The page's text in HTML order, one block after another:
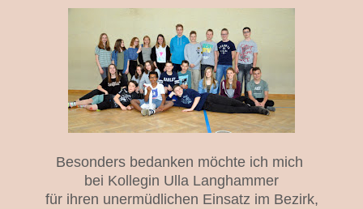
Besonders bedanken möchte ich mich
bei Kollegin Ulla Langhammer
für ihren unermüdlichen Einsatz im Bezirk,